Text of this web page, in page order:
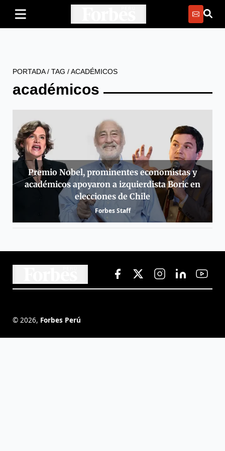
PORTADA/ TAG /ACADÉMICOS
académicos
Premio Nobel, prominentes economistas y
académicos apoyaron a izquierdista Boric en
elecciones de Chile
Forbes Staff
© 2026, Forbes Perú